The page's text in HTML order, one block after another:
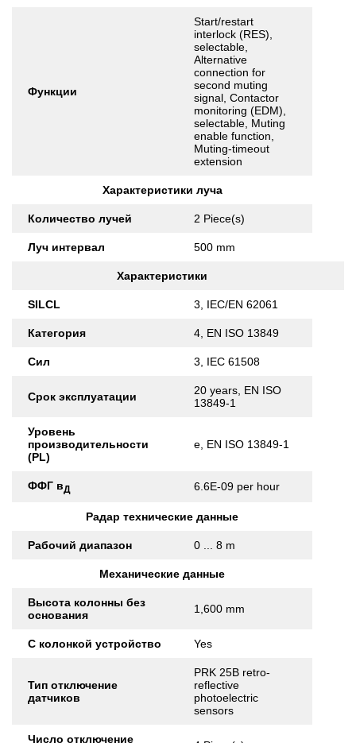
Функции
Start/restart
interlock (RES),
selectable,
Alternative
connection for
second muting
signal, Contactor
monitoring (EDM),
selectable, Muting
enable function,
Muting-timeout
extension
Характеристики луча
Количество лучей 2 Piece(s)
Луч интервал 500 mm
Характеристики
SILCL 3, IEC/EN 62061
Категория 4, EN ISO 13849
Сил 3, IEC 61508
Срок эксплуатации
20 years, EN ISO
13849-1
Уровень
производительности
(PL)
e, EN ISO 13849-1
ФФГ вД 6.6E-09 per hour
Радар технические данные
Рабочий диапазон 0 ... 8 m
Механические данные
Высота колонны без
основания
1,600 mm
С колонкой устройство Yes
Тип отключение
датчиков
PRK 25B retro-
reflective
photoelectric
sensors
Число отключение